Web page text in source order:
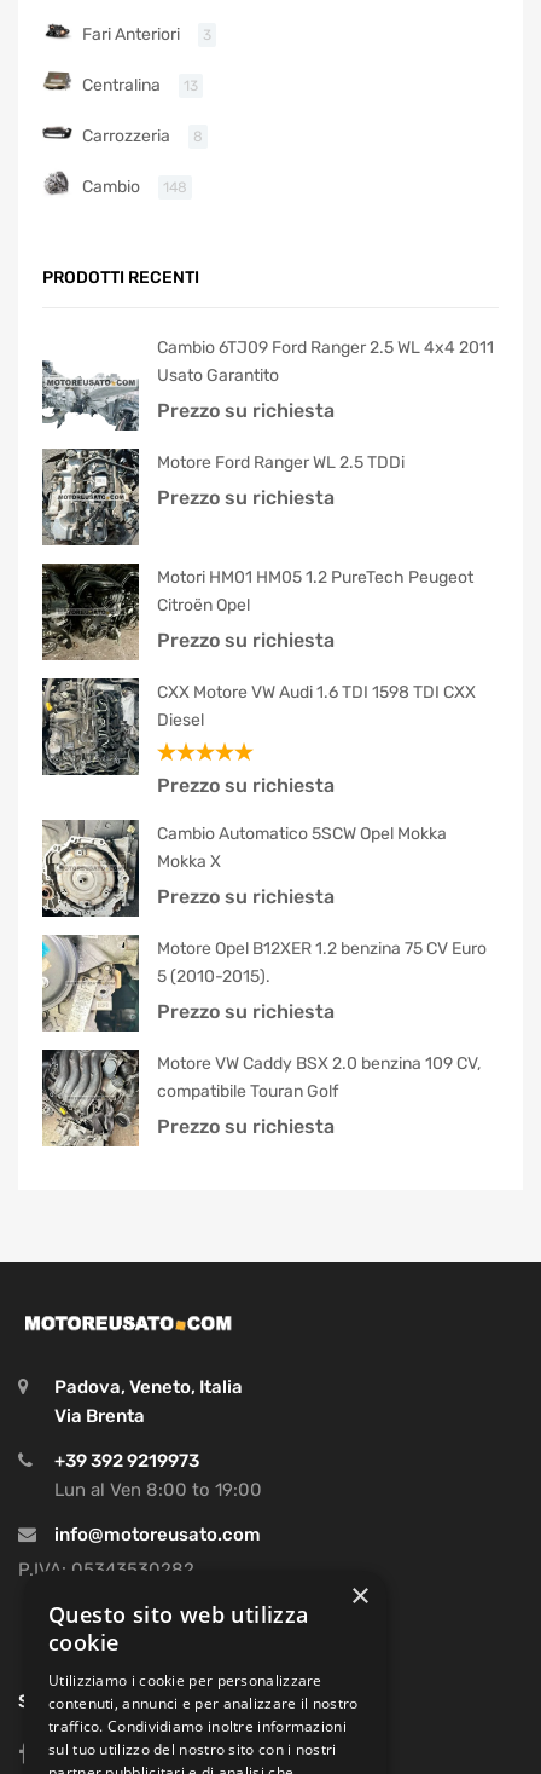
Fari Anteriori 3
Centralina 13
Carrozzeria 8
Cambio 148
PRODOTTI RECENTI
Cambio 6TJ09 Ford Ranger 2.5 WL 4x4 2011
Usato Garantito
Prezzo su richiesta
Motore Ford Ranger WL 2.5 TDDi
Prezzo su richiesta
Motori HM01 HM05 1.2 PureTech Peugeot
Citroën Opel
Prezzo su richiesta
CXX Motore VW Audi 1.6 TDI 1598 TDI CXX
Diesel
Valutato
Prezzo su richiesta
Cambio Automatico 5SCW Opel Mokka
Mokka X
Prezzo su richiesta
Motore Opel B12XER 1.2 benzina 75 CV Euro
5 (2010-2015).
Prezzo su richiesta
Motore VW Caddy BSX 2.0 benzina 109 CV,
compatibile Touran Golf
Prezzo su richiesta
Padova, Veneto, Italia
Via Brenta
+39 392 9219973
Lun al Ven 8:00 to 19:00
info@motoreusato.com
P.IVA: 05343530282
SOCIAL
facebook
×
Questo sito web utilizza
cookie
Utilizziamo i cookie per personalizzare
contenuti, annunci e per analizzare il nostro
traffico. Condividiamo inoltre informazioni
sul tuo utilizzo del nostro sito con i nostri